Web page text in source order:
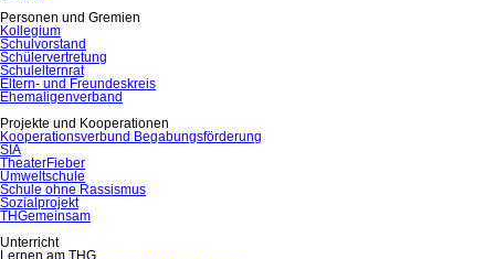
Personen und Gremien
Kollegium
Schulvorstand
Schülervertretung
Schulelternrat
Eltern- und Freundeskreis
Ehemaligenverband
Projekte und Kooperationen
Kooperationsverbund Begabungsförderung
SIA
TheaterFieber
Umweltschule
Schule ohne Rassismus
Sozialprojekt
THGemeinsam
Unterricht
Lernen am THG